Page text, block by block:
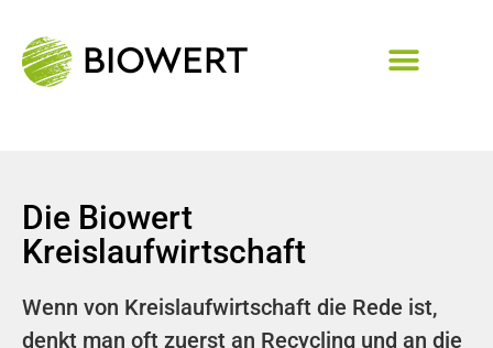
Die Biowert
Kreislaufwirtschaft
Wenn von Kreislaufwirtschaft die Rede ist,
denkt man oft zuerst an Recycling und an die